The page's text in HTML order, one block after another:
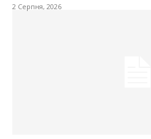
2 Серпня, 2026